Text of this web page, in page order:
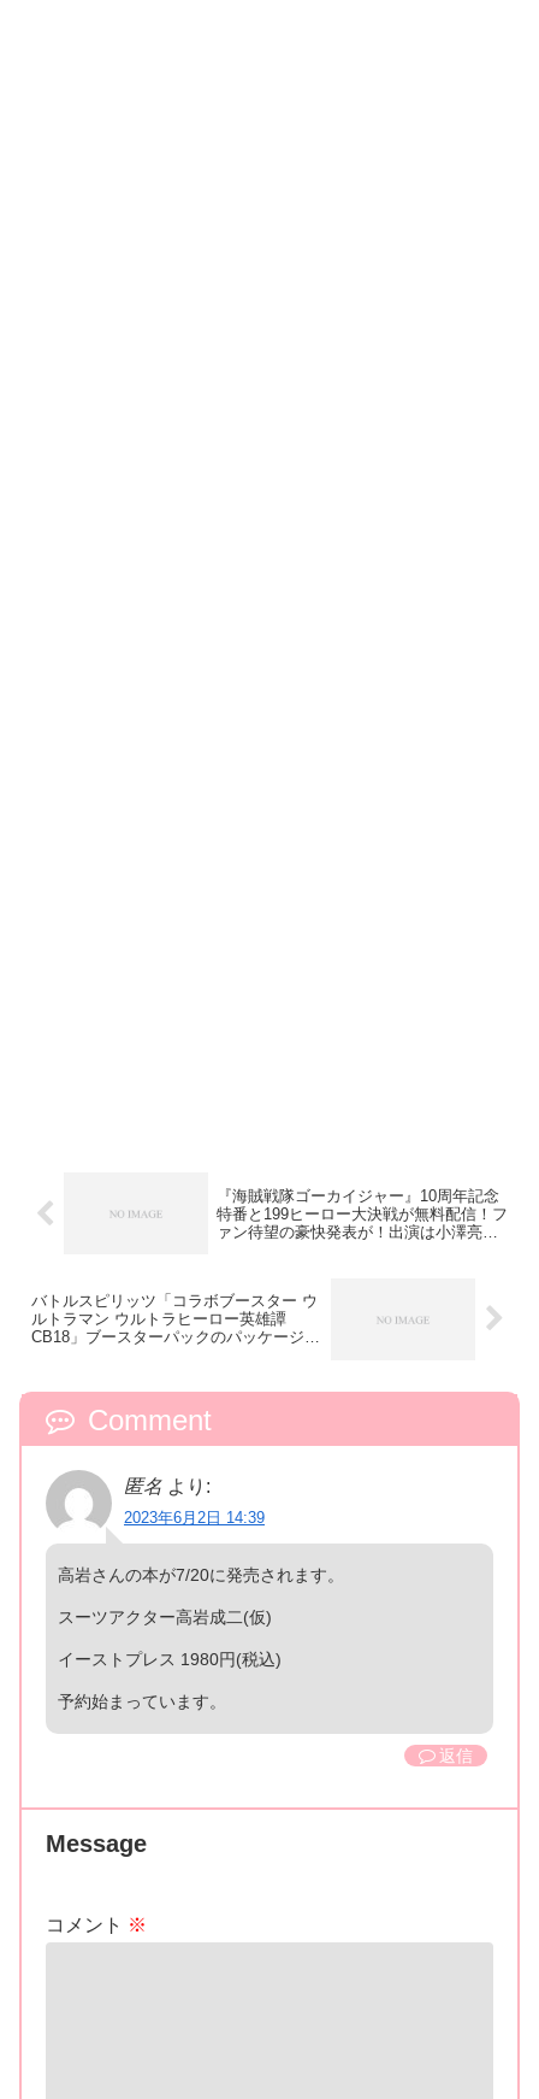
『海賊戦隊ゴーカイジャー』10周年記念
特番と199ヒーロー大決戦が無料配信！フ
ァン待望の豪快発表が！出演は小澤亮太
バトルスピリッツ「コラボブースター ウ
ルトラマン ウルトラヒーロー英雄譚
CB18」ブースターパックのパッケージ＆
Comment
匿名 より:
2023年6月2日 14:39
高岩さんの本が7/20に発売されます。
スーツアクター高岩成二(仮)
イーストプレス 1980円(税込)
予約始まっています。
返信
Message
コメント ※